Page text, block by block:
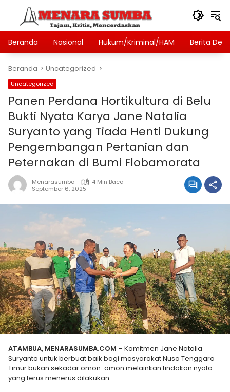
Langsung
konten
Beranda
Nasional Hukum/Kriminal/HAM Berita Desa
Beranda Uncategorized
Uncategorized
Panen Perdana Hortikultura di Belu
Bukti Nyata Karya Jane Natalia
Suryanto yang Tiada Henti Dukung
Pengembangan Pertanian dan
Peternakan di Bumi Flobamorata
Menarasumba
4 Min Baca
September 6, 2025
ATAMBUA, MENARASUMBA.COM – Komitmen Jane Natalia
Suryanto untuk berbuat baik bagi masyarakat Nusa Tenggara
Timur bukan sekadar omon-omon melainkan tindakan nyata
yang terus menerus dilakukan.